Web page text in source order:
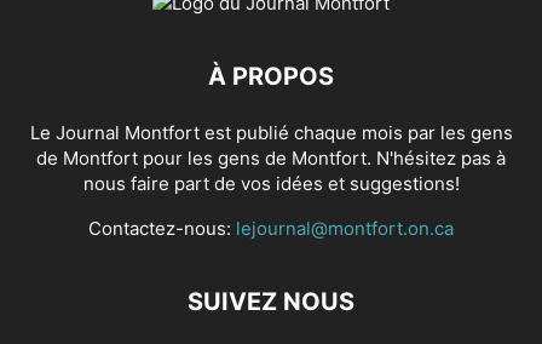
À PROPOS
Le Journal Montfort est publié chaque mois par les gens
de Montfort pour les gens de Montfort. N'hésitez pas à
nous faire part de vos idées et suggestions!
Contactez-nous: lejournal@montfort.on.ca
SUIVEZ NOUS